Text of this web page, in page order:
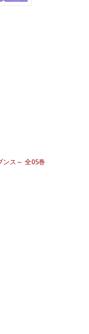
ンス～ 全05巻